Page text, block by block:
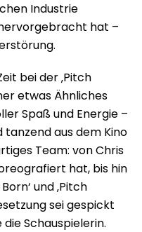
Industrie
hat –
bei der ‚Pitch
etwas Ähnliches
Spaß und Energie –
tanzend aus dem Kino
Team: von Chris
hat, bis hin
und ‚Pitch
sei gespickt
Schauspielerin.